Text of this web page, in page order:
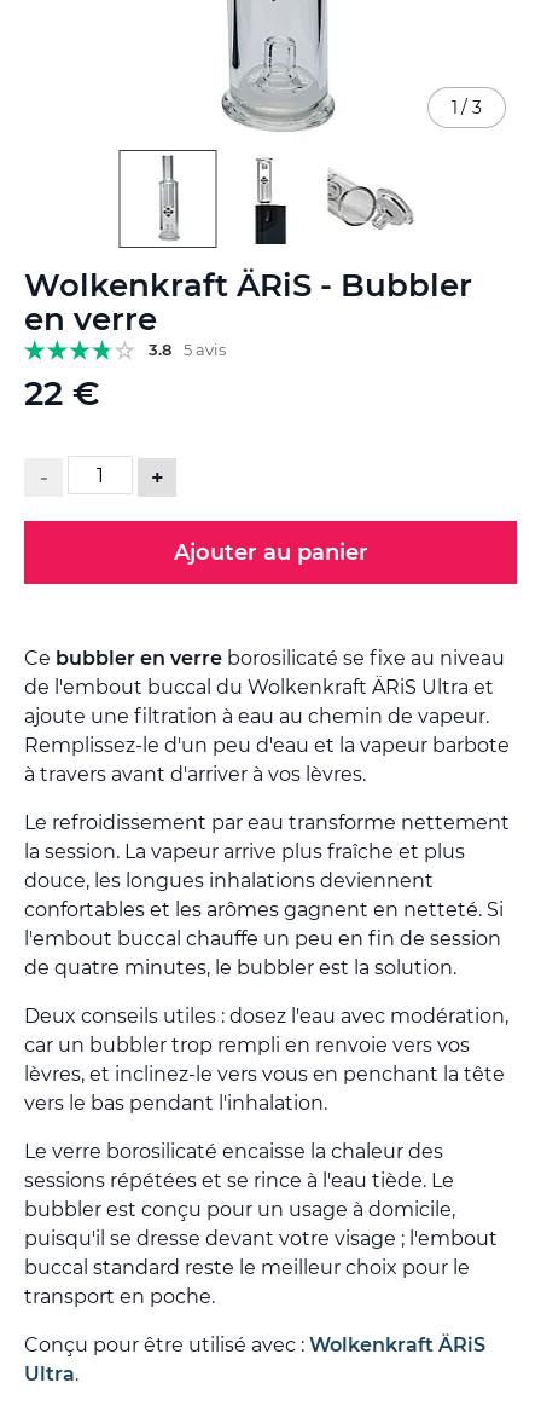
Wolkenkraft ÄRiS - Bubbler
en verre
3.8 5 avis
22 €
- +
Ajouter au panier
Ce bubbler en verre borosilicaté se fixe au niveau
de l'embout buccal du Wolkenkraft ÄRiS Ultra et
ajoute une filtration à eau au chemin de vapeur.
Remplissez-le d'un peu d'eau et la vapeur barbote
à travers avant d'arriver à vos lèvres.
Le refroidissement par eau transforme nettement
la session. La vapeur arrive plus fraîche et plus
douce, les longues inhalations deviennent
confortables et les arômes gagnent en netteté. Si
l'embout buccal chauffe un peu en fin de session
de quatre minutes, le bubbler est la solution.
Deux conseils utiles : dosez l'eau avec modération,
car un bubbler trop rempli en renvoie vers vos
lèvres, et inclinez-le vers vous en penchant la tête
vers le bas pendant l'inhalation.
Le verre borosilicaté encaisse la chaleur des
sessions répétées et se rince à l'eau tiède. Le
bubbler est conçu pour un usage à domicile,
puisqu'il se dresse devant votre visage ; l'embout
buccal standard reste le meilleur choix pour le
transport en poche.
Conçu pour être utilisé avec : Wolkenkraft ÄRiS
Ultra.
1 / 3
to
the
beginning
of
the
images